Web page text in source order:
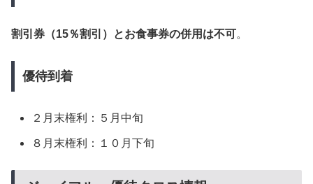
割引券（15％割引）とお食事券の併用は不可。
優待到着
２月末権利：５月中旬
８月末権利：１０月下旬